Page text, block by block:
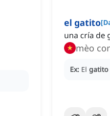
el gatito[
una cría de
mèo
Ex: El gatito